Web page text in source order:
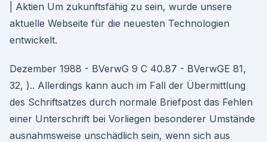
| Aktien Um zukunftsfähig zu sein, wurde unsere
aktuelle Webseite für die neuesten Technologien
entwickelt.
Dezember 1988 - BVerwG 9 C 40.87 - BVerwGE 81,
32, ).. Allerdings kann auch im Fall der Übermittlung
des Schriftsatzes durch normale Briefpost das Fehlen
einer Unterschrift bei Vorliegen besonderer Umstände
ausnahmsweise unschädlich sein, wenn sich aus